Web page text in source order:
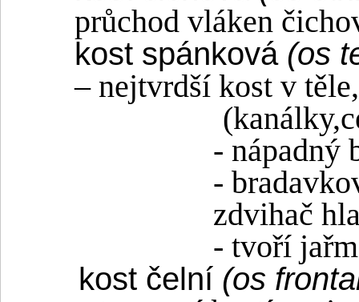
průchod vláken
kost spánková (os
– nejtvrdší kost v
- nápadný
-
zdvihač
- tvoří
kost čelní (os